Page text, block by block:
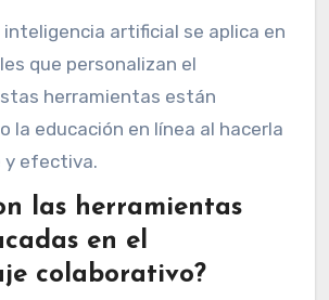
inteligencia artificial se aplica en
que personalizan el
herramientas están
la educación en línea al hacerla
y efectiva.
las herramientas
en el
colaborativo?